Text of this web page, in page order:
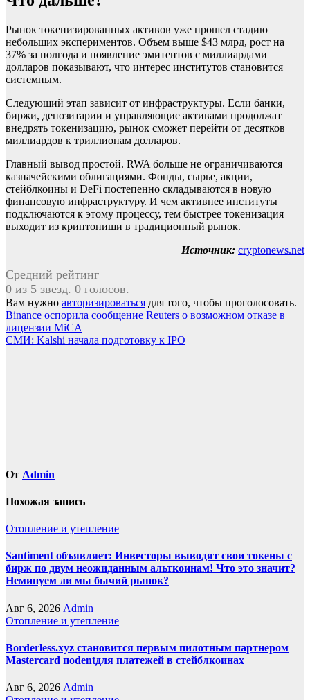
Рынок токенизированных активов уже прошел стадию
небольших экспериментов. Объем выше $43 млрд, рост на
37% за полгода и появление эмитентов с миллиардами
долларов показывают, что интерес институтов становится
системным.
Следующий этап зависит от инфраструктуры. Если банки,
биржи, депозитарии и управляющие активами продолжат
внедрять токенизацию, рынок сможет перейти от десятков
миллиардов к триллионам долларов.
Главный вывод простой. RWA больше не ограничиваются
казначейскими облигациями. Фонды, сырье, акции,
стейблкоины и DeFi постепенно складываются в новую
финансовую инфраструктуру. И чем активнее институты
подключаются к этому процессу, тем быстрее токенизация
выходит из криптониши в традиционный рынок.
Источник: cryptonews.net
Средний рейтинг
0 из 5 звезд. 0 голосов.
Вам нужно авторизироваться для того, чтобы проголосовать.
Навигация
по
Binance оспорила сообщение Reuters о возможном отказе в
лицензии MiCA
СМИ: Kalshi начала подготовку к IPO
От Admin
Похожая запись
Отопление и утепление
Santiment объявляет: Инвесторы выводят свои токены с
бирж по двум неожиданным альткоинам! Что это значит?
Неминуем ли мы бычий рынок?
Авг 6, 2026 Admin
Отопление и утепление
Borderless.xyz становится первым пилотным партнером
Mastercard поdentдля платежей в стейблкоинах
Авг 6, 2026 Admin